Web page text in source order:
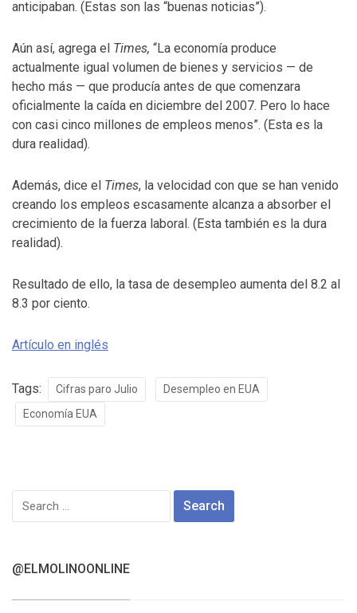
anticipaban. (Estas son las “buenas noticias”).
Aún así, agrega el Times, “La economía produce
actualmente igual volumen de bienes y servicios — de
hecho más — que producía antes de que comenzara
oficialmente la caída en diciembre del 2007. Pero lo hace
con casi cinco millones de empleos menos”. (Esta es la
dura realidad).
Además, dice el Times, la velocidad con que se han venido
creando los empleos escasamente alcanza a absorber el
crecimiento de la fuerza laboral. (Esta también es la dura
realidad).
Resultado de ello, la tasa de desempleo aumenta del 8.2 al
8.3 por ciento.
Artículo en inglés
Tags: Cifras paro Julio
Desempleo en EUA
Economía EUA
Search
for:
@ELMOLINOONLINE